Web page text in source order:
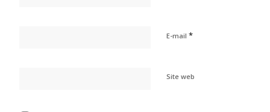
E-mail*
Site web